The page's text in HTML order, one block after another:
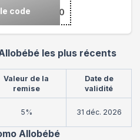
code***PY80
les plus récents
Valeur de la
remise
Date de
validité
5% 31 déc. 2026
Allobébé